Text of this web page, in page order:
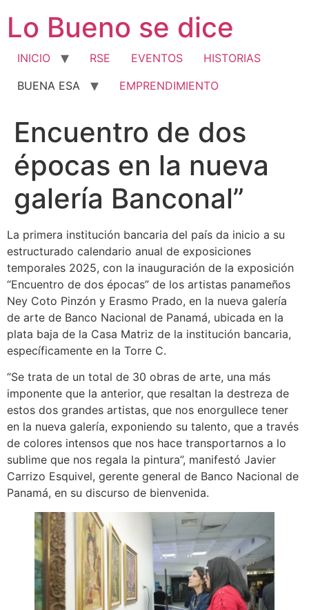
contenido
Lo Bueno se dice
INICIO RSE EVENTOS
HISTORIAS
BUENA ESA
EMPRENDIMIENTO
Encuentro de dos
épocas en la nueva
galería Banconal”
La primera institución bancaria del país da inicio a su
estructurado calendario anual de exposiciones
temporales 2025, con la inauguración de la exposición
“Encuentro de dos épocas” de los artistas panameños
Ney Coto Pinzón y Erasmo Prado, en la nueva galería
de arte de Banco Nacional de Panamá, ubicada en la
plata baja de la Casa Matriz de la institución bancaria,
específicamente en la Torre C.
“Se trata de un total de 30 obras de arte, una más
imponente que la anterior, que resaltan la destreza de
estos dos grandes artistas, que nos enorgullece tener
en la nueva galería, exponiendo su talento, que a través
de colores intensos que nos hace transportarnos a lo
sublime que nos regala la pintura”, manifestó Javier
Carrizo Esquivel, gerente general de Banco Nacional de
Panamá, en su discurso de bienvenida.